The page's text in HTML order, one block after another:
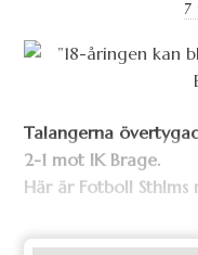
7
Talangerna
2-1 mot IK Brage.
Här är Fotboll